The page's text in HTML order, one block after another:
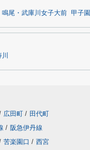
鳴尾・武庫川女子大前 甲子園
広田町 / 田代町
/ 阪急伊丹線
苦楽園口 / 西宮